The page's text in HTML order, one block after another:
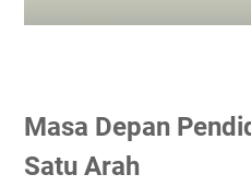
Masa Depan
Satu Arah